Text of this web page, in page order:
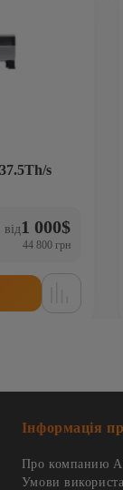
s
від1 000$
44 800 грн
Інформація
Про компанию
Умови